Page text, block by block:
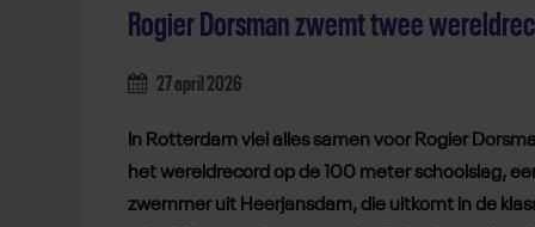
Rogier Dorsman zwemt twee
27 april 2026
In Rotterdam viel alles samen voor Rogier
het wereldrecord op de 100 meter schoolslag,
zwemmer uit Heerjansdam, die uitkomt in de